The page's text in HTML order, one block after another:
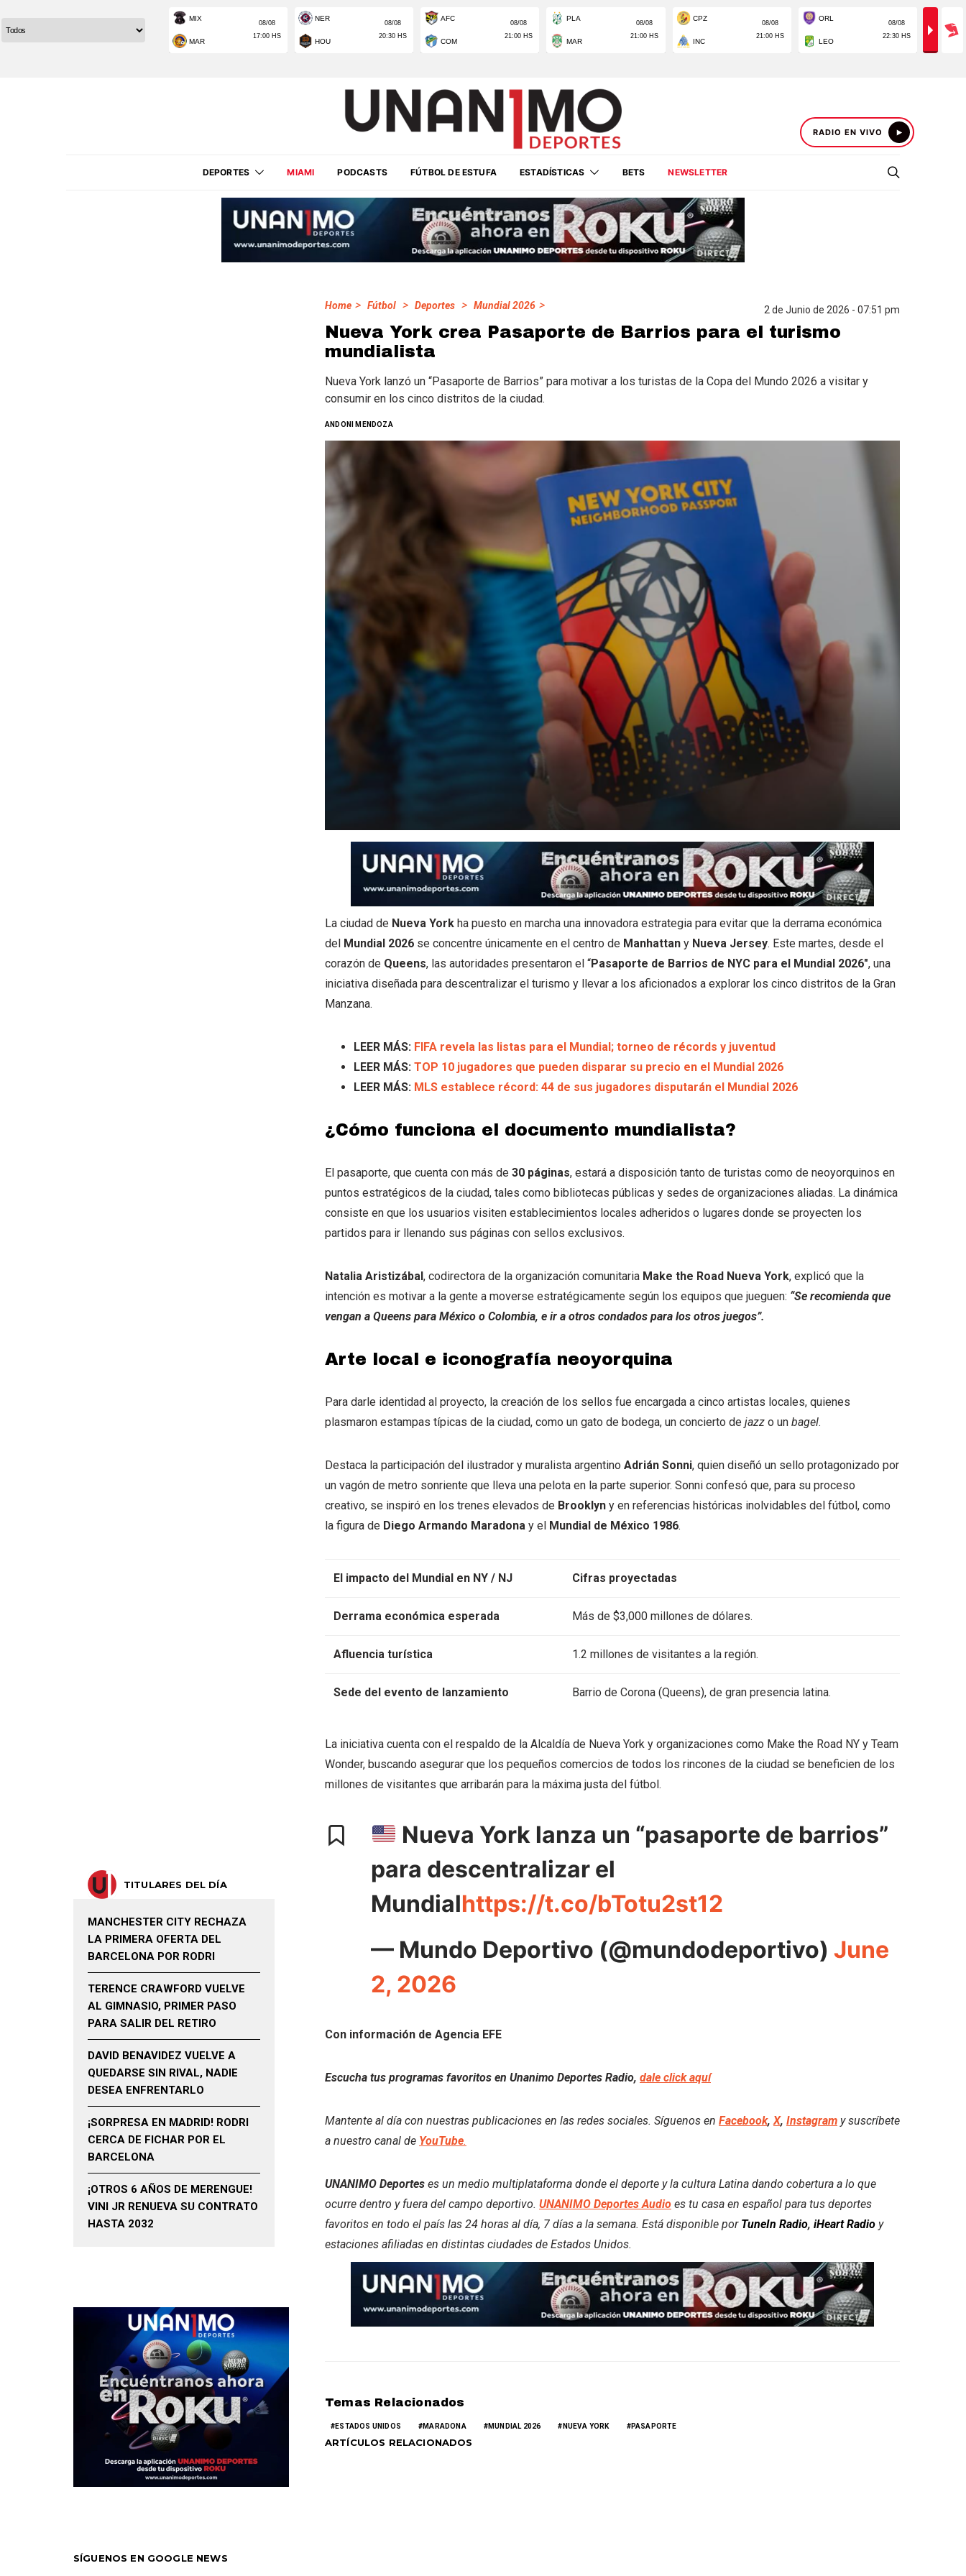
RADIO EN VIVO
DEPORTES MIAMI PODCASTS FÚTBOL DE ESTUFA ESTADÍSTICAS BETS NEWSLETTER
Home > Fútbol > Deportes > Mundial 2026 > 2 de Junio de 2026 - 07:51 pm
Nueva York crea Pasaporte de Barrios para el turismo
mundialista
Nueva York lanzó un “Pasaporte de Barrios” para motivar a los turistas de la Copa del Mundo 2026 a visitar y
consumir en los cinco distritos de la ciudad.
ANDONI MENDOZA
La ciudad de Nueva York ha puesto en marcha una innovadora estrategia para evitar que la derrama económica
del Mundial 2026 se concentre únicamente en el centro de Manhattan y Nueva Jersey. Este martes, desde el
corazón de Queens, las autoridades presentaron el “Pasaporte de Barrios de NYC para el Mundial 2026″, una
iniciativa diseñada para descentralizar el turismo y llevar a los aficionados a explorar los cinco distritos de la Gran
Manzana.
LEER MÁS: FIFA revela las listas para el Mundial; torneo de récords y juventud
LEER MÁS: TOP 10 jugadores que pueden disparar su precio en el Mundial 2026
LEER MÁS: MLS establece récord: 44 de sus jugadores disputarán el Mundial 2026
¿Cómo funciona el documento mundialista?
El pasaporte, que cuenta con más de 30 páginas, estará a disposición tanto de turistas como de neoyorquinos en
puntos estratégicos de la ciudad, tales como bibliotecas públicas y sedes de organizaciones aliadas. La dinámica
consiste en que los usuarios visiten establecimientos locales adheridos o lugares donde se proyecten los
partidos para ir llenando sus páginas con sellos exclusivos.
Natalia Aristizábal , codirectora de la organización comunitaria Make the Road Nueva York, explicó que la
intención es motivar a la gente a moverse estratégicamente según los equipos que jueguen: “Se recomienda que
vengan a Queens para México o Colombia, e ir a otros condados para los otros juegos”.
Arte local e iconografía neoyorquina
Para darle identidad al proyecto, la creación de los sellos fue encargada a cinco artistas locales, quienes
plasmaron estampas típicas de la ciudad, como un gato de bodega, un concierto de jazz o un bagel.
Destaca la participación del ilustrador y muralista argentino Adrián Sonni, quien diseñó un sello protagonizado por
un vagón de metro sonriente que lleva una pelota en la parte superior. Sonni confesó que, para su proceso
creativo, se inspiró en los trenes elevados de Brooklyn y en referencias históricas inolvidables del fútbol, como
la figura de Diego Armando Maradona y el Mundial de México 1986.
El impacto del Mundial en NY / NJ Cifras proyectadas
Derrama económica esperada Más de $3,000 millones de dólares.
Afluencia turística 1.2 millones de visitantes a la región.
Sede del evento de lanzamiento Barrio de Corona (Queens), de gran presencia latina.
La iniciativa cuenta con el respaldo de la Alcaldía de Nueva York y organizaciones como Make the Road NY y Team
Wonder, buscando asegurar que los pequeños comercios de todos los rincones de la ciudad se beneficien de los
millones de visitantes que arribarán para la máxima justa del fútbol.
Nueva York lanza un “pasaporte de barrios”
para descentralizar el
Mundialhttps://t.co/bTotu2st12
— Mundo Deportivo (@mundodeportivo) June
2, 2026
Con información de Agencia EFE
Escucha tus programas favoritos en Unanimo Deportes Radio, dale click aquí
Mantente al día con nuestras publicaciones en las redes sociales. Síguenos en Facebook,X, Instagram y suscríbete
a nuestro canal de YouTube.
UNANIMO Deportes es un medio multiplataforma donde el deporte y la cultura Latina dando cobertura a lo que
ocurre dentro y fuera del campo deportivo. UNANIMO Deportes Audio es tu casa en español para tus deportes
favoritos en todo el país las 24 horas al día, 7 días a la semana. Está disponible por TuneIn Radio, iHeart Radio y
estaciones afiliadas en distintas ciudades de Estados Unidos.
Temas Relacionados
ESTADOS UNIDOS MARADONA MUNDIAL 2026 NUEVA YORK PASAPORTE
ARTÍCULOS RELACIONADOS
TITULARES DEL DÍA
MANCHESTER CITY RECHAZA
LA PRIMERA OFERTA DEL
BARCELONA POR RODRI
TERENCE CRAWFORD VUELVE
AL GIMNASIO, PRIMER PASO
PARA SALIR DEL RETIRO
DAVID BENAVIDEZ VUELVE A
QUEDARSE SIN RIVAL, NADIE
DESEA ENFRENTARLO
¡SORPRESA EN MADRID! RODRI
CERCA DE FICHAR POR EL
BARCELONA
¡OTROS 6 AÑOS DE MERENGUE!
VINI JR RENUEVA SU CONTRATO
HASTA 2032
SÍGUENOS EN GOOGLE NEWS